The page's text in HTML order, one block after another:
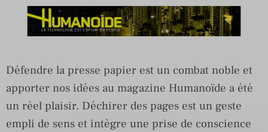
Défendre la presse papier est un combat noble et
apporter nos idées au magazine Humanoïde a été
un réel plaisir. Déchirer des pages est un geste
empli de sens et intègre une prise de conscience